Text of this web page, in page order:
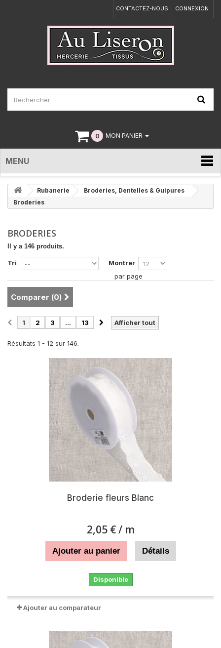
CONNEXION
CONTACTEZ-NOUS
0 MON PANIER
MENU
Rubanerie
Broderies, Dentelles & Guipures
Broderies
BRODERIES
Il y a 146 produits.
Tri
Montrer
par page
Comparer (0)
Afficher tout
1 2 3 ... 13
Résultats 1 - 12 sur 146.
Broderie fleurs Blanc
2,05 €/ m
Ajouter au panier Détails
Disponible
Ajouter au comparateur